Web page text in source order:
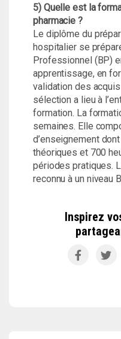
5) Quelle est la
pharmacie ?
Le diplôme du
hospitalier se
Professionnel (BP)
apprentissage, en
validation des acquis
sélection a lieu à
formation. La
semaines. Elle
d’enseignement
théoriques et 700
périodes pratiques.
reconnu à un niveau
Inspirez